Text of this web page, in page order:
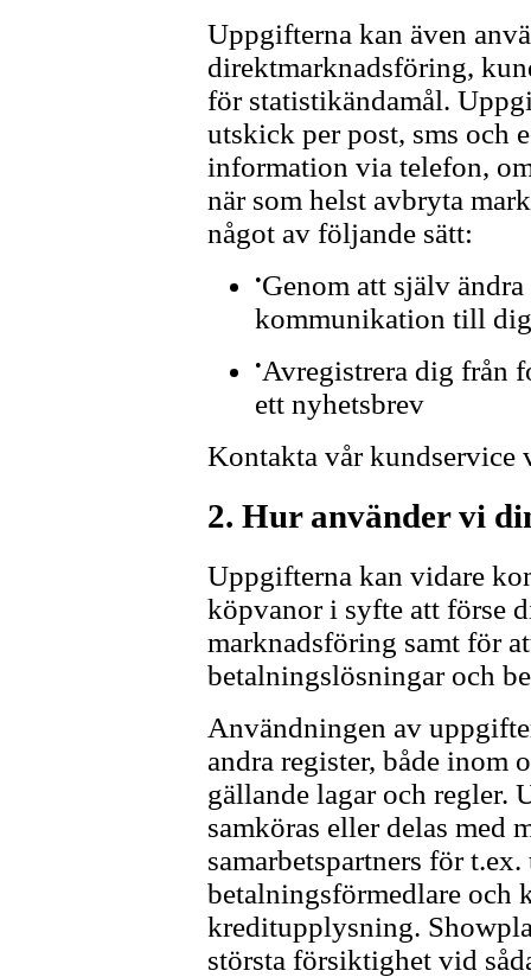
Uppgifterna kan även
direktmarknadsföring,
för statistikändamål.
utskick per post, sms och
information via telefon,
när som helst avbryta
något av följande sätt:
•Genom att själv
kommunikation till
•Avregistrera dig från
ett nyhetsbrev
Kontakta vår kundservice
2. Hur använder vi
Uppgifterna kan vidare
köpvanor i syfte att förse
marknadsföring samt för
betalningslösningar och
Användningen av
andra register, både inom
gällande lagar och regler.
samköras eller delas med
samarbetspartners för
betalningsförmedlare och
kreditupplysning.
största försiktighet vid